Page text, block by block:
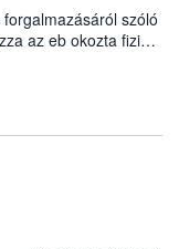
szóló
az eb okozta fizikai
felmerülő
tartását és annak